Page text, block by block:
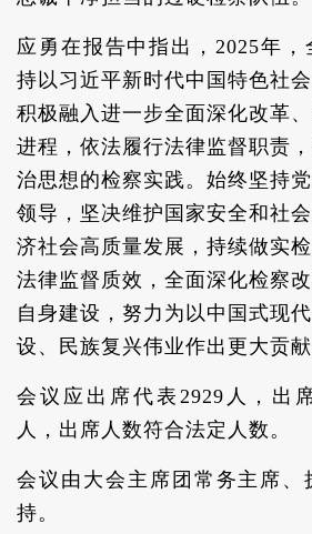
应勇在报告中指出，2025年
持以习近平新时代中国特色社
积极融入进一步全面深化改革
进程，依法履行法律监督职责
治思想的检察实践。始终坚持
领导，坚决维护国家安全和社
济社会高质量发展，持续做实
法律监督质效，全面深化检察
自身建设，努力为以中国式现
设、民族复兴伟业作出更大贡献
会议应出席代表2929人，出
人，出席人数符合法定人数。
会议由大会主席团常务主席、
持。